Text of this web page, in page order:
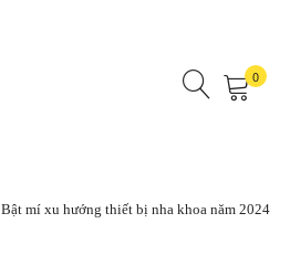
0
Bật mí xu hướng thiết bị nha khoa năm 2024